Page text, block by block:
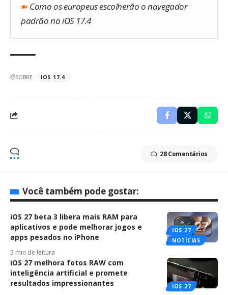
➽ Como os europeus escolherão o navegador
padrão no iOS 17.4
SOBRE: IOS 17.4
28 Comentários
Você também pode gostar:
IOS 27
NOTÍCIAS
iOS 27 beta 3 libera mais RAM para
aplicativos e pode melhorar jogos e
apps pesados no iPhone
5 min de leitura
IOS 27
iOS 27 melhora fotos RAW com
inteligência artificial e promete
resultados impressionantes